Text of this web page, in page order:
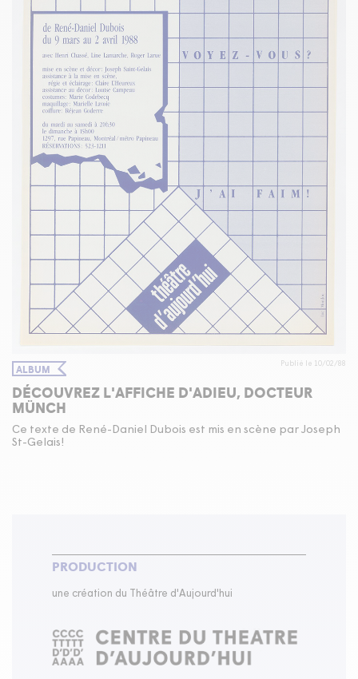
ALBUM Publié le 10/02/88
DÉCOUVREZ L'AFFICHE D'ADIEU, DOCTEUR
MÜNCH
Ce texte de René-Daniel Dubois est mis en scène par Joseph
St-Gelais!
PRODUCTION
une création du Théâtre d'Aujourd'hui